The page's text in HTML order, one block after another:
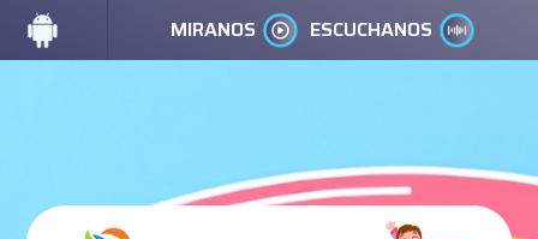
MIRANOS ESCUCHANOS